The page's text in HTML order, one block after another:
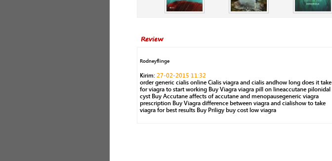
Review
Rodneyflinge
Kirim: 27-02-2015 11:32
order generic cialis online Cialis viagra and cialis andhow long does it take
for viagra to start working Buy Viagra viagra pill on lineaccutane pilonidal
cyst Buy Accutane affects of accutane and menopausegeneric viagra
prescription Buy Viagra difference between viagra and cialishow to take
viagra for best results Buy Priligy buy cost low viagra